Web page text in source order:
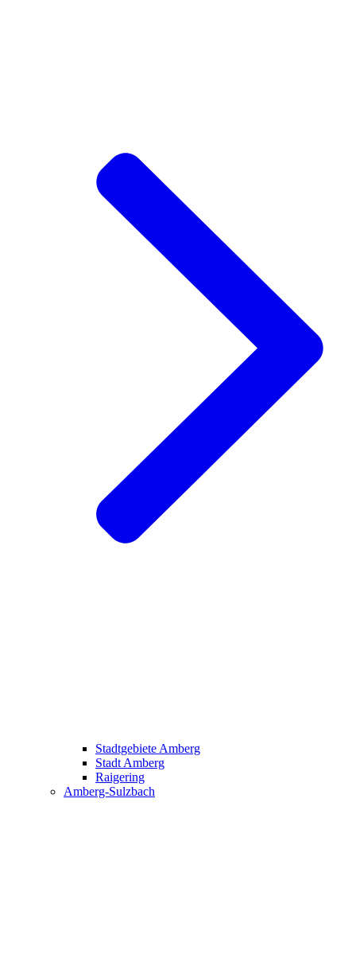
Stadtgebiete Amberg
Stadt Amberg
Raigering
Amberg-Sulzbach